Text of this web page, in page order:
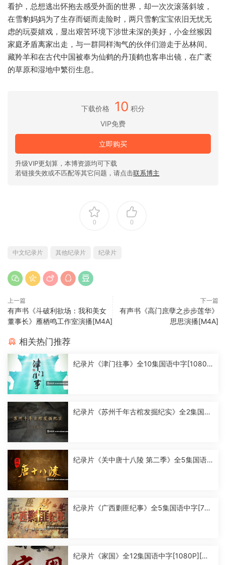
看护，总想逃出怀抱去感受外面的世界，却一次次滚落斜坡，
在雪豹妈妈为了生存而铤而走险时，两只雪豹宝宝依旧无忧无
虑的玩耍嬉戏，显出艰苦环境下涉世未深的美好，小金丝猴因
家庭矛盾离家出走，与一群同样淘气的伙伴们游走于丛林间。
藏羚羊和在古代中国被奉为仙鹤的丹顶鹤也客串出镜，在广袤
的草原和湿地中繁衍生息。
下载价格 10 积分
VIP免费
立即购买
升级VIP更划算，本博资源均可下载
若链接失效或不匹配等其它问题，请点击联系博主
0 0
中文纪录片 其他纪录片 纪录片
上一篇
有声书《斗破利欲场：我和美女
董事长》雁栖鸣工作室演播[M4A]
下一篇
有声书《高门庶孽之步步莲华》
思思演播[M4A]
相关热门推荐
纪录片《津门往事》全10集国语中字[1080
纪录片《苏州千年古棺发掘纪实》全2集国语
纪录片《关中唐十八陵 第二季》全5集国语
纪录片《广西剿匪纪事》全5集国语中字[720
纪录片《家国》全12集国语中字[1080P][MP